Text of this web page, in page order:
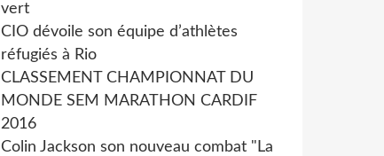
vert
CIO dévoile son équipe d’athlètes
réfugiés à Rio
CLASSEMENT CHAMPIONNAT DU
MONDE SEM MARATHON CARDIF
2016
Colin Jackson son nouveau combat "La